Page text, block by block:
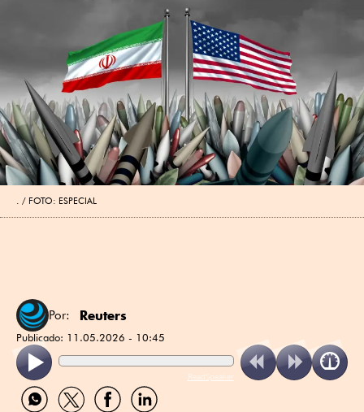
FOTO: ESPECIAL
Por: Reuters
Publicado: 11.05.2026 - 10:45
ReadSpeaker
Compartir
por
Compartir
por
Compartir
por
Compartir
por